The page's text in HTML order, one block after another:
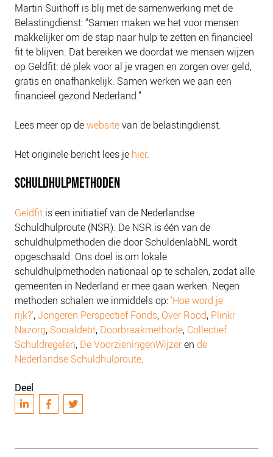
Martin Suithoff is blij met de samenwerking met de
Belastingdienst: “Samen maken we het voor mensen
makkelijker om de stap naar hulp te zetten en financieel
fit te blijven. Dat bereiken we doordat we mensen wijzen
op Geldfit: dé plek voor al je vragen en zorgen over geld,
gratis en onafhankelijk. Samen werken we aan een
financieel gezond Nederland.”
Lees meer op dewebsitevan de belastingdienst.
Het originele bericht lees je hier.
SCHULDHULPMETHODEN
Geldfit is een initiatief van de Nederlandse
Schuldhulproute (NSR). De NSR is één van de
schuldhulpmethoden die door SchuldenlabNL wordt
opgeschaald. Ons doel is om lokale
schuldhulpmethoden nationaal op te schalen, zodat alle
gemeenten in Nederland er mee gaan werken. Negen
methoden schalen we inmiddels op:‘Hoe word je
rijk?’,Jongeren Perspectief Fonds, Over Rood, Plinkr
Nazorg, Socialdebt, Doorbraakmethode, Collectief
Schuldregelen, De VoorzieningenWijzeren de
Nederlandse Schuldhulproute.
Deel